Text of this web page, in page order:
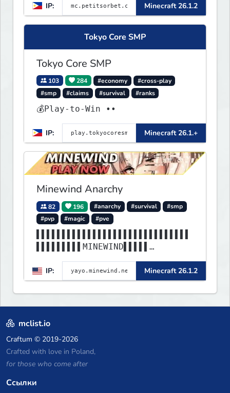
IP: Minecraft 26.1.2
Tokyo Core SMP
Tokyo Core SMP
103 284 #economy
#cross-play
#smp
#claims #survival #ranks
💰Play-to-Win ••
IP: Minecraft 26.1.+
Minewind Anarchy
82 196 #anarchy #survival
#smp
#pvp
#magic #pve
▌▌▌▌▌▌▌▌▌MINEWIND▌▌▌▌▌
▌▌▌▌▌▌▌▌▌▌▌▌▌▌▌▌▌▌▌▌▌▌▌▌▌▌▌▌▌▌
▌▌▌▌▌▌▌▌▌▌▌▌▌▌▌▌▌▌▌▌▌▌
IP: Minecraft 26.1.2
mclist.io
Craftum © 2019-2026
Crafted with love in Poland,
for those who come after
Ссылки